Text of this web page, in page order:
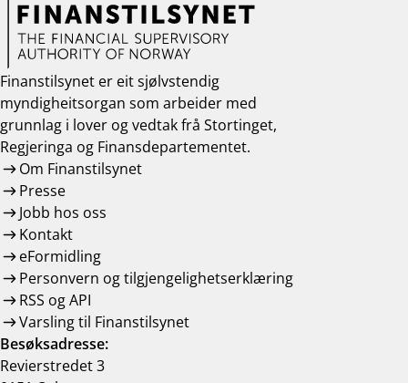
Finanstilsynet er eit sjølvstendig
myndigheitsorgan som arbeider med
grunnlag i lover og vedtak frå Stortinget,
Regjeringa og Finansdepartementet.
Om Finanstilsynet
Presse
Jobb hos oss
Kontakt
eFormidling
Personvern og tilgjengelighetserklæring
RSS og API
Varsling til Finanstilsynet
Besøksadresse:
Revierstredet 3